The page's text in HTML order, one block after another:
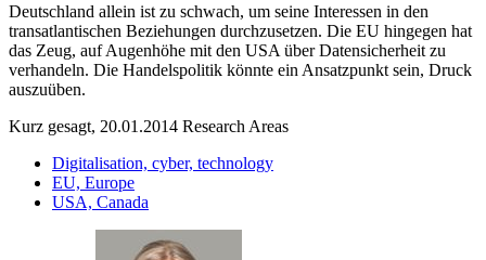
Deutschland allein ist zu schwach, um seine Interessen in den
transatlantischen Beziehungen durchzusetzen. Die EU hingegen hat
das Zeug, auf Augenhöhe mit den USA über Datensicherheit zu
verhandeln. Die Handelspolitik könnte ein Ansatzpunkt sein, Druck
auszuüben.
Kurz gesagt, 20.01.2014 Research Areas
Digitalisation, cyber, technology
EU, Europe
USA, Canada